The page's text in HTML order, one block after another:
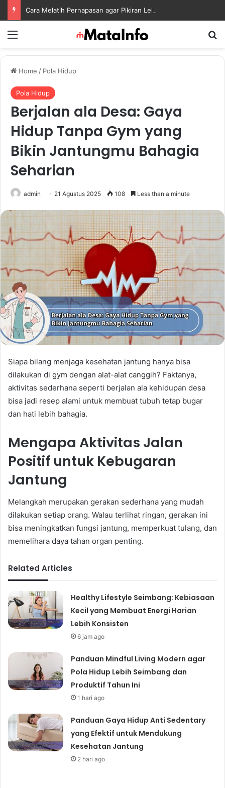
Home / Pola Hidup
Pola Hidup
Berjalan ala Desa: Gaya
Hidup Tanpa Gym yang
Bikin Jantungmu Bahagia
Seharian
admin 21 Agustus 2025 108 Less than a minute
Siapa bilang menjaga kesehatan jantung hanya bisa
dilakukan di gym dengan alat-alat canggih? Faktanya,
aktivitas sederhana seperti berjalan ala kehidupan desa
bisa jadi resep alami untuk membuat tubuh tetap bugar
dan hati lebih bahagia.
Mengapa Aktivitas Jalan
Positif untuk Kebugaran
Jantung
Melangkah merupakan gerakan sederhana yang mudah
dilakukan setiap orang. Walau terlihat ringan, gerakan ini
bisa meningkatkan fungsi jantung, memperkuat tulang, dan
memelihara daya tahan organ penting.
Related Articles
Healthy Lifestyle Seimbang: Kebiasaan
Kecil yang Membuat Energi Harian
Lebih Konsisten
6 jam ago
Panduan Mindful Living Modern agar
Pola Hidup Lebih Seimbang dan
Produktif Tahun Ini
1 hari ago
Panduan Gaya Hidup Anti Sedentary
yang Efektif untuk Mendukung
Kesehatan Jantung
2 hari ago